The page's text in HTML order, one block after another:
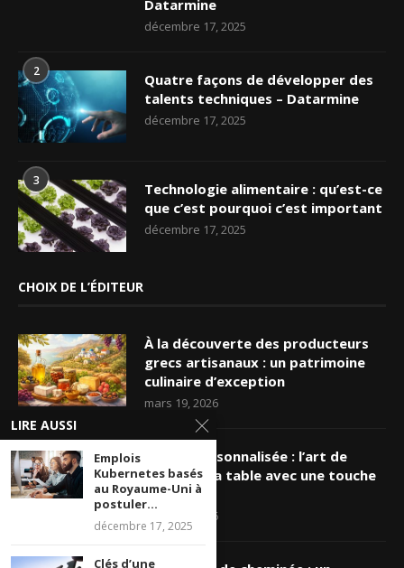
Datarmine
décembre 17, 2025
2
Quatre façons de développer des
talents techniques – Datarmine
décembre 17, 2025
3
Technologie alimentaire : qu’est-ce
que c’est pourquoi c’est important
décembre 17, 2025
CHOIX DE L’ÉDITEUR
À la découverte des producteurs
grecs artisanaux : un patrimoine
culinaire d’exception
mars 19, 2026
Nappe personnalisée : l’art de
sublimer sa table avec une touche
unique
mars 16, 2026
LIRE AUSSI
Emplois
Kubernetes basés
au Royaume-Uni à
postuler...
décembre 17, 2025
Clés d’une